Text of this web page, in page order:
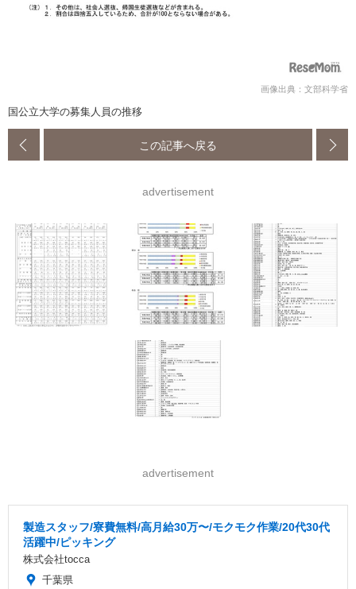
画像出典：文部科学省
国公立大学の募集人員の推移
この記事へ戻る
advertisement
advertisement
製造スタッフ/寮費無料/高月給30万〜/モクモク作業/20代30代
活躍中/ピッキング
株式会社tocca
千葉県